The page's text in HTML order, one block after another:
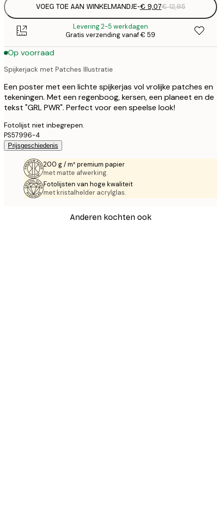
VOEG TOE AAN WINKELMANDJE-€ 9,07€ 12,95
Levering 2-5 werkdagen
Gratis verzending vanaf € 59
Op voorraad
Spijkerjack met Patches Illustratie
Een poster met een lichte spijkerjas vol vrolijke patches en
tekeningen. Met een regenboog, kersen, een planeet en de
tekst "GRL PWR". Perfect voor een speelse look!
Fotolijst niet inbegrepen.
PS57996-4
Prijsgeschiedenis
200 g / m² premium papier
met matte afwerking.
Fotolijsten van hoge kwaliteit
met kristalhelder acrylglas.
Anderen kochten ook